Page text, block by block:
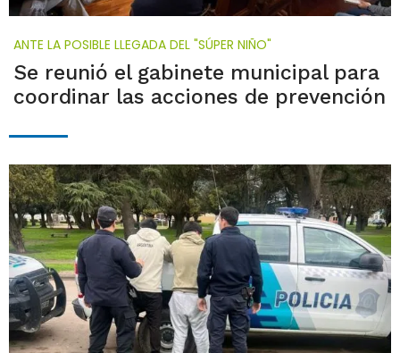
ANTE LA POSIBLE LLEGADA DEL "SÚPER NIÑO"
Se reunió el gabinete municipal para
coordinar las acciones de prevención